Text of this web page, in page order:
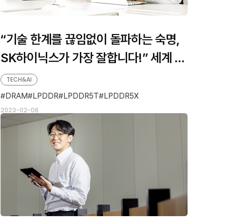
“기술 한계를 끊임없이 돌파하는 숙명,
SK하이닉스가 가장 잘합니다!” 세계 최
고속 LPDDR5T 개발에 성공한 주역들
을 만나다
2023-02-08
TECH&AI
DRAM LPDDR LPDDR5T LPDDR5X